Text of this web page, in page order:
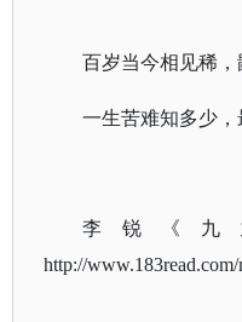
百岁当今相见稀，
一生苦难知多少，
李锐《九
http://